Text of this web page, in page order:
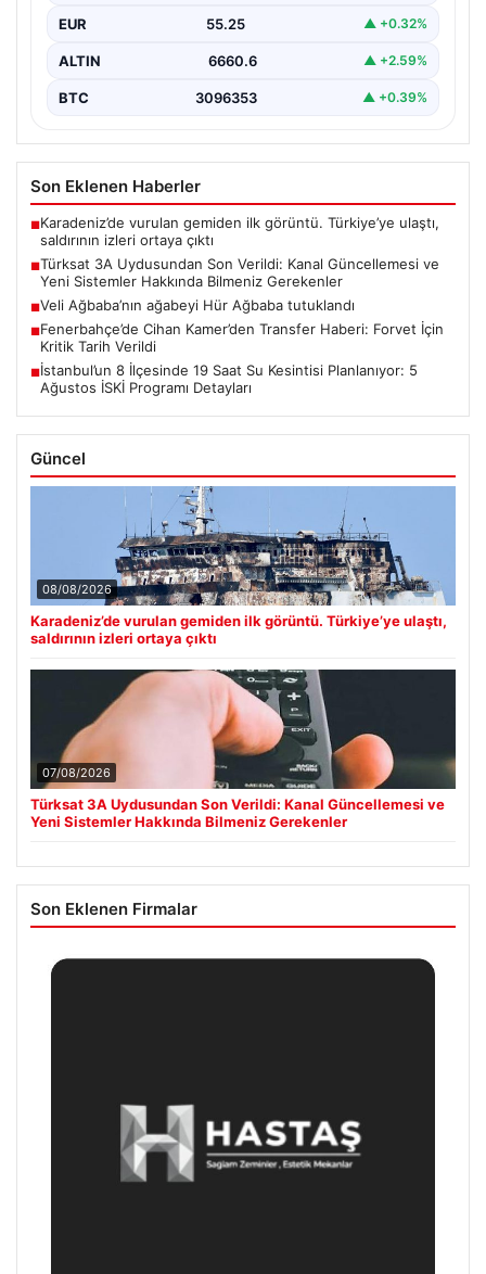
EUR 55.25 ▲ +0.32%
ALTIN 6660.6 ▲ +2.59%
BTC 3096353 ▲ +0.39%
Son Eklenen Haberler
■Karadeniz’de vurulan gemiden ilk görüntü. Türkiye’ye ulaştı,
saldırının izleri ortaya çıktı
■Türksat 3A Uydusundan Son Verildi: Kanal Güncellemesi ve
Yeni Sistemler Hakkında Bilmeniz Gerekenler
■Veli Ağbaba’nın ağabeyi Hür Ağbaba tutuklandı
■Fenerbahçe’de Cihan Kamer’den Transfer Haberi: Forvet İçin
Kritik Tarih Verildi
■İstanbul’un 8 İlçesinde 19 Saat Su Kesintisi Planlanıyor: 5
Ağustos İSKİ Programı Detayları
Güncel
08/08/2026
Karadeniz’de vurulan gemiden ilk görüntü. Türkiye’ye ulaştı,
saldırının izleri ortaya çıktı
07/08/2026
Türksat 3A Uydusundan Son Verildi: Kanal Güncellemesi ve
Yeni Sistemler Hakkında Bilmeniz Gerekenler
Son Eklenen Firmalar